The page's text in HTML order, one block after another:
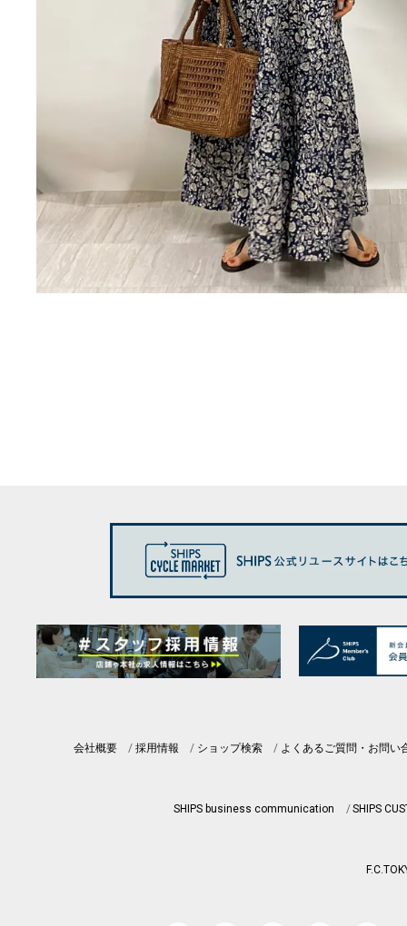
会社概要 採用情報 ショップ検索 よくあるご質問・お問い
SHIPS business communication SHIPS